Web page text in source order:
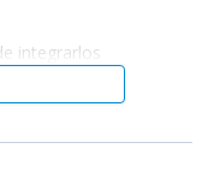
integrarlos